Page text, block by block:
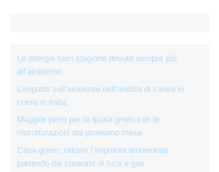
Le allergie fuori stagione dovute sempre più
all’ambiente
L’impatto sull’ambiente dell’ondata di calore in
corso in Italia
Maggior peso per la quota green con le
ristrutturazioni dal prossimo mese
Casa green: ridurre l’impronta ambientale
partendo dai consumi di luce e gas